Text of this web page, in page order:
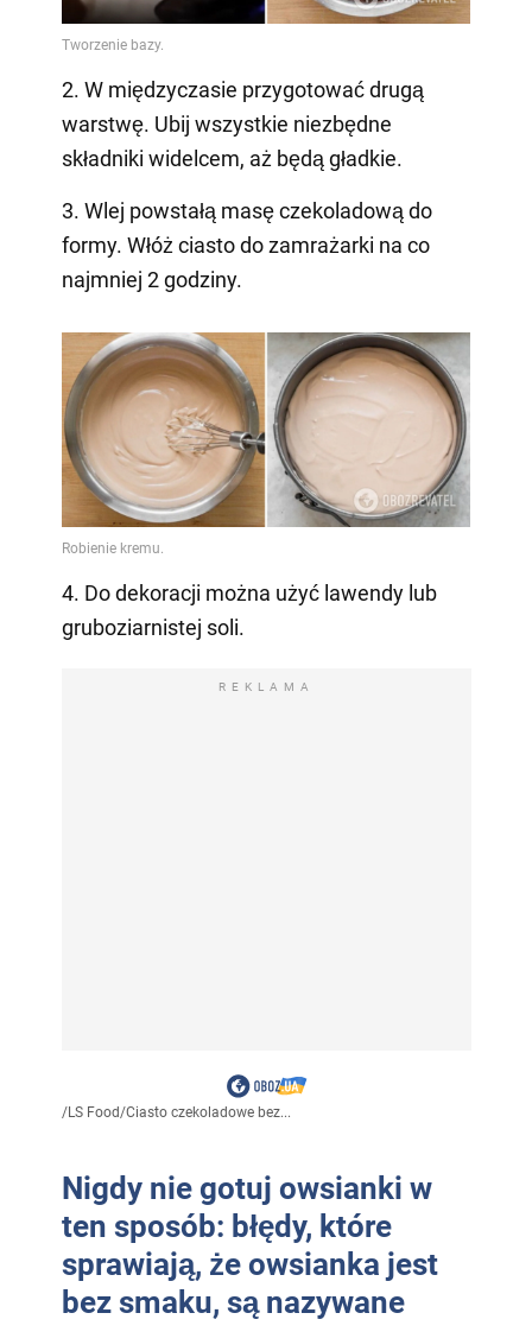
2. W międzyczasie przygotować drugą
warstwę. Ubij wszystkie niezbędne
składniki widelcem, aż będą gładkie.
3. Wlej powstałą masę czekoladową do
formy. Włóż ciasto do zamrażarki na co
najmniej 2 godziny.
4. Do dekoracji można użyć lawendy lub
gruboziarnistej soli.
REKLAMA
/LS Food/Ciasto czekoladowe bez...
Nigdy nie gotuj owsianki w
ten sposób: błędy, które
sprawiają, że owsianka jest
bez smaku, są nazywane